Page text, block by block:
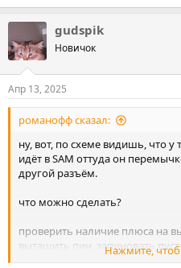
gudspik
Новичок
Апр 13, 2025
романофф сказал:
ну, вот, по схеме видишь, что
идёт в SAM оттуда он
другой разъём.
что можно сделать?
проверить наличие плюса на
вытащить пин, запиновать
и посмотреть на ISM.
Нажмите,